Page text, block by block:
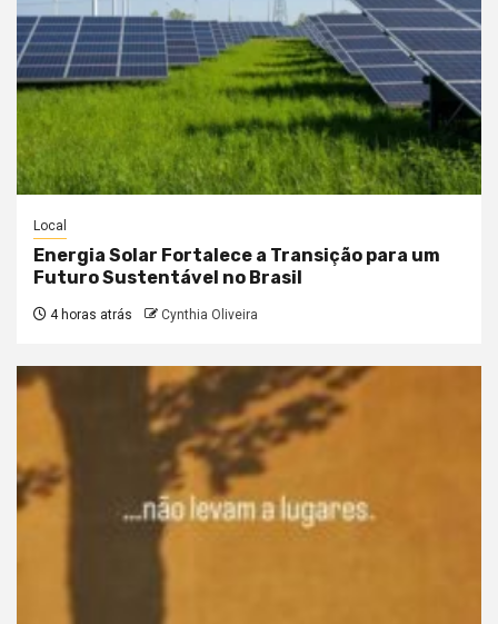
Local
Energia Solar Fortalece a Transição para um
Futuro Sustentável no Brasil
4 horas atrás Cynthia Oliveira